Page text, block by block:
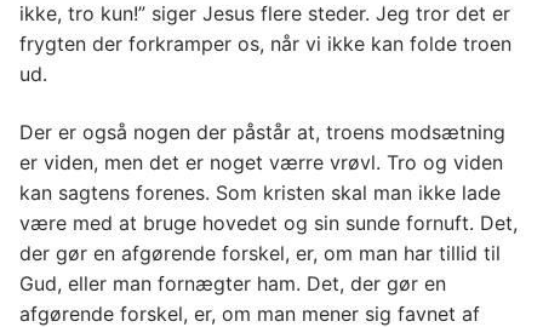
ikke, tro kun!” siger Jesus flere steder. Jeg tror det er
frygten der forkramper os, når vi ikke kan folde troen
ud.
Der er også nogen der påstår at, troens modsætning
er viden, men det er noget værre vrøvl. Tro og viden
kan sagtens forenes. Som kristen skal man ikke lade
være med at bruge hovedet og sin sunde fornuft. Det,
der gør en afgørende forskel, er, om man har tillid til
Gud, eller man fornægter ham. Det, der gør en
afgørende forskel, er, om man mener sig favnet af